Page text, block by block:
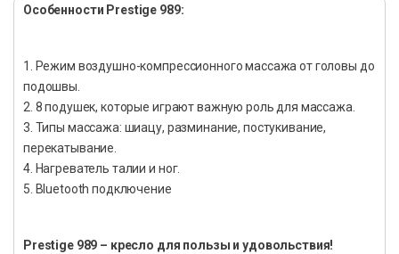
Особенности Prestige 989:
1. Режим воздушно-компрессионного массажа от головы до
подошвы.
2. 8 подушек, которые играют важную роль для массажа.
3. Типы массажа: шиацу, разминание, постукивание,
перекатывание.
4. Нагреватель талии и ног.
5. Bluetooth подключение
Prestige 989 – кресло для пользы и удовольствия!